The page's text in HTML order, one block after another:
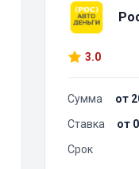
3.0
Сумма
от
Ставка
от
Срок